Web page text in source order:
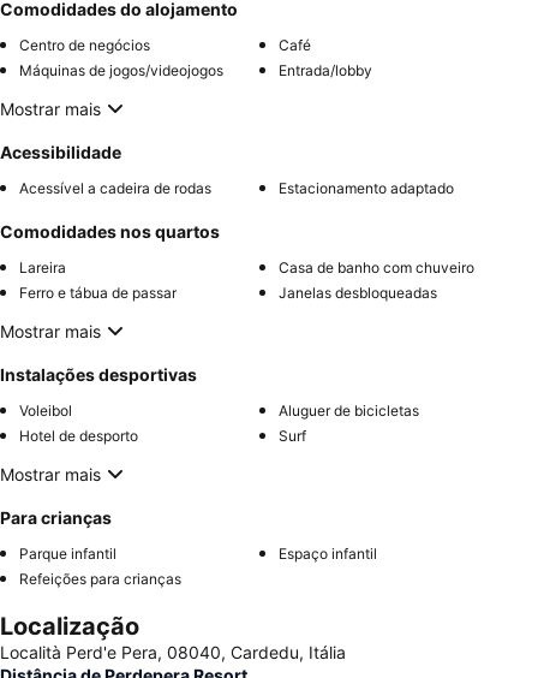
Comodidades do alojamento
Centro de negócios
Café
Máquinas de jogos/videojogos
Entrada/lobby
Mostrar mais
Acessibilidade
Acessível a cadeira de rodas Estacionamento adaptado
Comodidades nos quartos
Lareira
Casa de banho com chuveiro
Ferro e tábua de passar
Janelas desbloqueadas
Mostrar mais
Instalações desportivas
Voleibol
Aluguer de bicicletas
Hotel de desporto
Surf
Mostrar mais
Para crianças
Parque infantil
Espaço infantil
Refeições para crianças
Localização
Località Perd'e Pera, 08040, Cardedu, Itália